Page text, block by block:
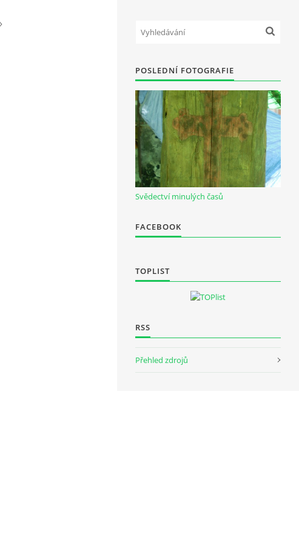
POSLEDNÍ FOTOGRAFIE
Svědectví minulých časů
FACEBOOK
TOPLIST
RSS
Přehled zdrojů